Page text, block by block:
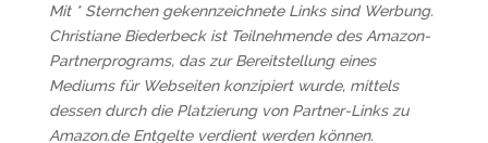
Mit * Sternchen gekennzeichnete Links sind Werbung.
Christiane Biederbeck ist Teilnehmende des Amazon-
Partnerprograms, das zur Bereitstellung eines
Mediums für Webseiten konzipiert wurde, mittels
dessen durch die Platzierung von Partner-Links zu
Amazon.de Entgelte verdient werden können.